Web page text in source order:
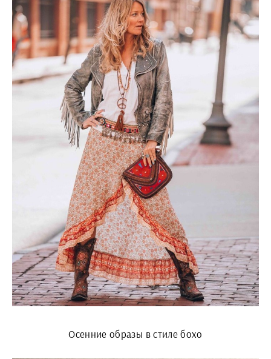
Осенние образы в стиле бохо